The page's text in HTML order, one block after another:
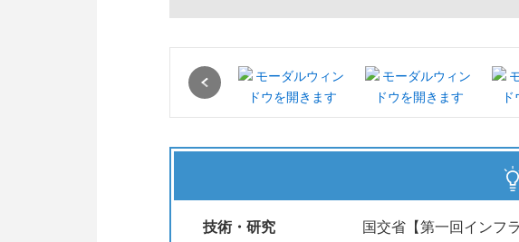
建設会社では珍しい制度もありますので、ぜひご覧
――――――――――――――――
好きな時に、好きな場所へ、好きな人と旅行に行け
旅行費用は10万円を年1回会社が負担します。
技術・研究 国交省【第一回インフ